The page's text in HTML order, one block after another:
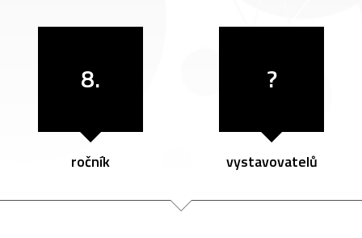
8.
ročník
?
vystavovatelů